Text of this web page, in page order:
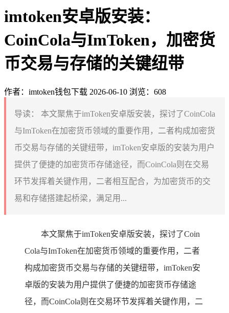
imtoken安卓版安装：
CoinCola与ImToken，加密货
币交易与存储的关键纽带
作者：imtoken钱包下载 2026-06-10 浏览：608
导读：
本文聚焦于imToken安卓版安装，探讨了CoinCola
与ImToken在加密货币领域的重要作用，二者构成加密货
币交易与存储的关键纽带，imToken安卓版的安装为用户
提供了便捷的加密货币存储途径，而CoinCola则在交易
环节发挥着关键作用，二者相互配合，为加密货币的交
易和存储搭建起桥梁，满足用...
本文聚焦于imToken安卓版安装，探讨了Coin
Cola与ImToken在加密货币领域的重要作用，二者
构成加密货币交易与存储的关键纽带，imToken安
卓版的安装为用户提供了便捷的加密货币存储途
径，而CoinCola则在交易环节发挥着关键作用，二